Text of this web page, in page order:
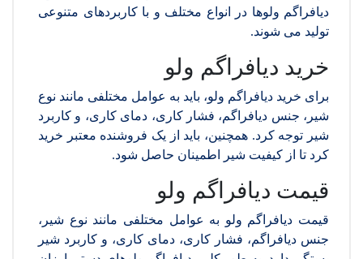
دیافراگم ولوها در انواع مختلف و با کاربردهای متنوعی
تولید می شوند.
خرید دیافراگم ولو
برای خرید دیافراگم ولو، باید به عوامل مختلفی مانند نوع
شیر، جنس دیافراگم، فشار کاری، دمای کاری، و کاربرد
شیر توجه کرد. همچنین، باید از یک فروشنده معتبر خرید
کرد تا از کیفیت شیر اطمینان حاصل شود.
قیمت دیافراگم ولو
قیمت دیافراگم ولو به عوامل مختلفی مانند نوع شیر،
جنس دیافراگم، فشار کاری، دمای کاری، و کاربرد شیر